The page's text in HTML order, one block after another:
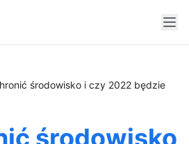
środowisko i czy 2022 będzie
środowisko